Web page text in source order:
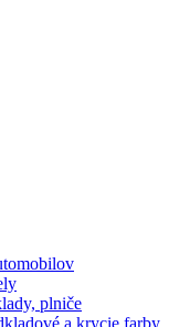
plniče
a krycie farby